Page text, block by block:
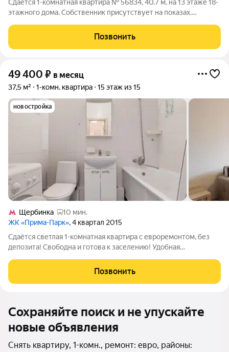
Сдаётся 1-комнатная квартира № 56834, 40.7 м, на 13 этаже 18-
этажного дома. Собственник присутствует на показах.
оплачиваются отдельно. По условиям проживания: можно с
детьми, можно с питомцами.
Позвонить
49 400 ₽ в месяц
37,5 м² 1-комн. квартира 15 этаж из 15
новостройка
Щербинка
10 мин.
ЖК «Прима-Парк», 4 квартал 2015
Сдаётся светлая 1-комнатная квартира с евроремонтом, без
депозита! Свободна и готова к заселению! Удобная
совмещённый санузел с ванной и застеклённый балкон. Полы
ламинат и плитка. Окна
Позвонить
Сохраняйте поиск и не упускайте
новые объявления
Снять квартиру, 1-комн., ремонт: евро, районы: